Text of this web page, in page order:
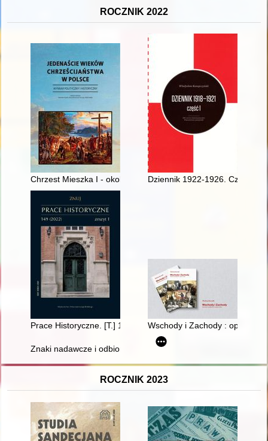
ROCZNIK 2022
Chrzest Mieszka I - okoliczności i znaczenieDziennik 1922-1926. Cz. 1
Prace Historyczne. [T.] 149, z. 1 (2022)Wschody i Zachody :
Znaki nadawcze i odbiorcze używane na korespondencji w
ROCZNIK 2023